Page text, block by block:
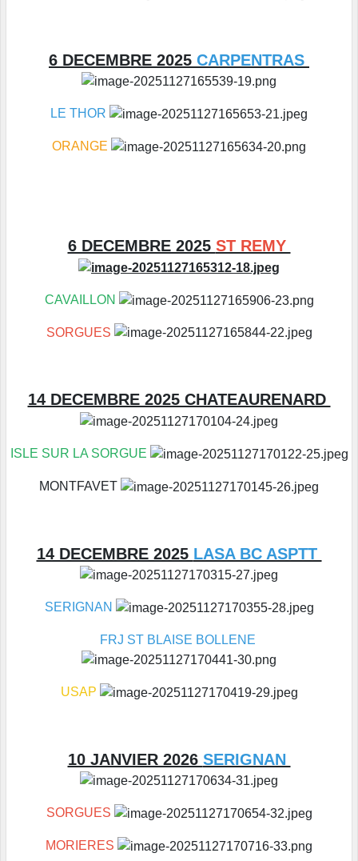
6 DECEMBRE 2025 CARPENTRAS
LE THOR
ORANGE
6 DECEMBRE 2025 ST REMY
CAVAILLON
SORGUES
14 DECEMBRE 2025 CHATEAURENARD
ISLE SUR LA SORGUE
MONTFAVET
14 DECEMBRE 2025 LASA BC ASPTT
SERIGNAN
FRJ ST BLAISE BOLLENE
USAP
10 JANVIER 2026 SERIGNAN
SORGUES
MORIERES